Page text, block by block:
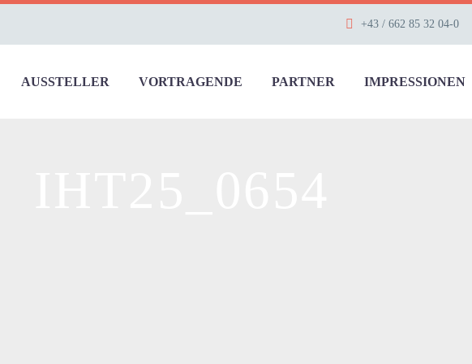
+43 / 662 85 32 04-0
AUSSTELLER VORTRAGENDE PARTNER IMPRESSIONEN